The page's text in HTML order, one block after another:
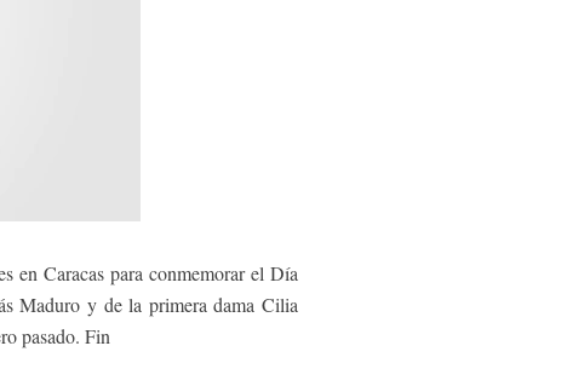
en Caracas para conmemorar el Día
Maduro y de la primera dama Cilia
pasado. Fin